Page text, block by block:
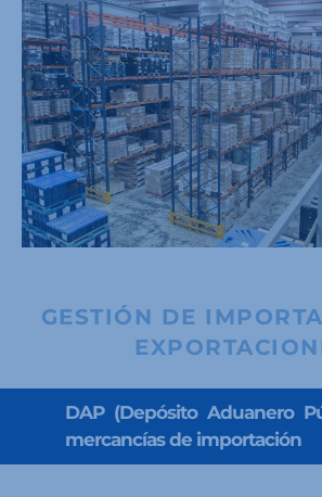
GESTIÓN DE
DAP (Depósito Aduanero
mercancías de importación